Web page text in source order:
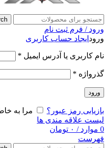
ورود / فرم ثبت نام
ورود ایجاد حساب کاربری
نام کاربری یا آدرس ایمیل *
گذرواژه *
ورود
بازیابی رمز عبور؟
مرا به
لیست علاقه مندی ها
0 موارد / ۰ تومان
فهرست